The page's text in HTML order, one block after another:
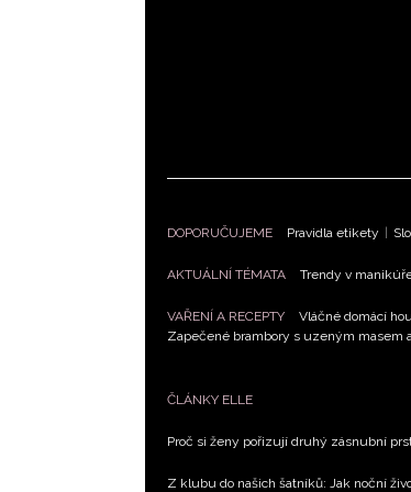
DOPORUČUJEME Pravidla etikety |
AKTUÁLNÍ TÉMATA Trendy v
VAŘENÍ A RECEPTY Vláčné domácí
Zapečené brambory s uzeným masem
ČLÁNKY ELLE
Proč si ženy pořizují druhý zásnubní
Z klubu do našich šatníků: Jak noční